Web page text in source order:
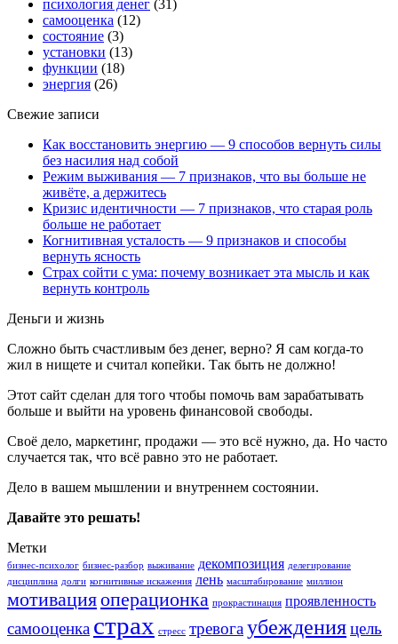
психология денег (31)
самооценка (12)
состояние (3)
установки (13)
функции (18)
энергия (26)
Свежие записи
Как восстановить энергию — 9 способов вернуть силы
без насилия над собой
Режим выживания — 7 признаков, что вы больше не
живёте, а держитесь
Кризис идентичности — 7 признаков, что старая роль
больше не работает
Когнитивная усталость — 9 признаков и способы
вернуть ясность
Страх сойти с ума: почему возникает эта мысль и как
вернуть контроль
Деньги и жизнь
Сложно быть счастливым без денег, верно? Я сам когда-то
жил в нищете и считал копейки. Так быть не должно!
Этот сайт сделан для того чтобы помочь вам зарабатывать
больше и выйти на уровень финансовой свободы.
Своё дело, маркетинг, продажи — это всё нужно, да. Но часто
случается так, что всё равно это не работает.
Дело в вашем мышлении и внутреннем состоянии.
Давайте это решать!
Метки
бизнес-психолог бизнес-разбор выживание декомпозиция делегирование
дисциплина долги когнитивные искажения лень масштабирование миллион
мотивацияоперационка прокрастинация проявленность
самооценка страх стресс тревогаубежденияцель